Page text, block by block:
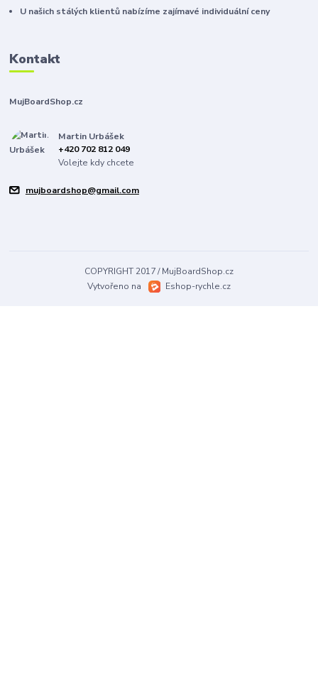
U našich stálých klientů nabízíme zajímavé individuální ceny
Kontakt
MujBoardShop.cz
Martin Urbášek
+420 702 812 049
Volejte kdy chcete
mujboardshop@gmail.com
COPYRIGHT 2017 / MujBoardShop.cz
Vytvořeno na
Eshop-rychle.cz